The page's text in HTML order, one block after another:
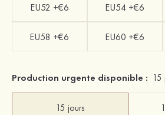
EU52 +€6 EU54 +€6
EU58 +€6 EU60 +€6
Production urgente disponible : 15
15 jours